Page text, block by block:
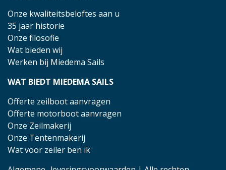
Onze kwaliteitsbeloftes aan u
35 jaar historie
Onze filosofie
Wat bieden wij
Werken bij Miedema Sails
WAT BIEDT MIEDEMA SAILS
Offerte zeilboot aanvragen
Offerte motorboot aanvragen
Onze Zeilmakerij
Onze Tentenmakerij
Wat voor zeiler ben ik